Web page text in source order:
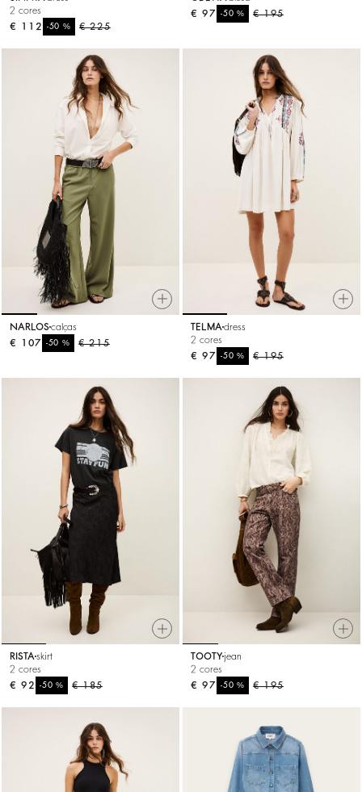
2 cores
€ 225
-50%
€ 112
€ 195
-50%
€ 97
NARLOScalças
€ 215
-50%
€ 107
TELMA dress
2 cores
€ 195
-50%
€ 97
RISTA skirt
2 cores
€ 185
-50%
€ 92
TOOTY jean
2 cores
€ 195
-50%
€ 97